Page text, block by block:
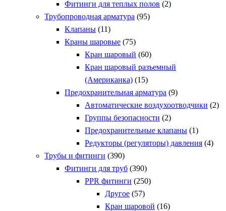
Фитинги для теплых полов (2)
Трубопроводная арматура (95)
Клапаны (11)
Краны шаровые (75)
Кран шаровый (60)
Кран шаровый разъемный
(Американка) (15)
Предохранительная арматура (9)
Автоматические воздухоотводчики (2)
Группы безопасности (2)
Предохранительные клапаны (1)
Редукторы (регуляторы) давления (4)
Трубы и фитинги (390)
Фитинги для труб (390)
PPR фитинги (250)
Другое (57)
Кран шаровой (16)